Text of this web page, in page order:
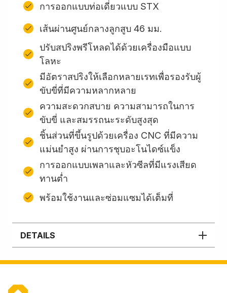
การออกแบบท่อเดี่ยวแบบ STX
เส้นผ่านศูนย์กลางลูกสูบ 46 มม.
ปรับสปริงพรีโหลดได้ด้วยเครื่องมือแบบ
โลหะ
มีอัตราสปริงให้เลือกหลายเรทเพื่อรองรับผู้
ขับขี่ที่มีความหลากหลาย
ความสะดวกสบาย ความสามารถในการ
ขับขี่ และสมรรถนะระดับสูงสุด
ชิ้นส่วนที่ขึ้นรูปด้วยเครื่อง CNC ที่มีความ
แม่นยำสูง ผ่านการชุบอะโนไดซ์แข็ง
การออกแบบเพลาและหัวซีลที่มีแรงเสียด
ทานต่ำ
พร้อมใช้งานและซ่อมแซมได้เต็มที่
DETAILS